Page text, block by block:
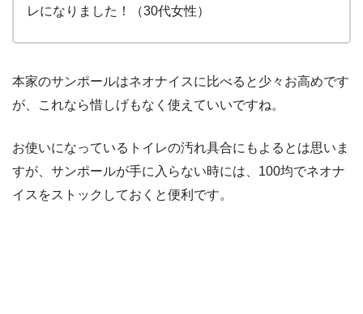
レになりました！（30代女性）
本家のサンポールはネオナイスに比べると少々お高めです
が、これなら惜しげもなく使えていいですね。
お使いになっているトイレの汚れ具合にもよるとは思いま
すが、サンポールが手に入らない時には、100均でネオナ
イスをストックしておくと便利です。